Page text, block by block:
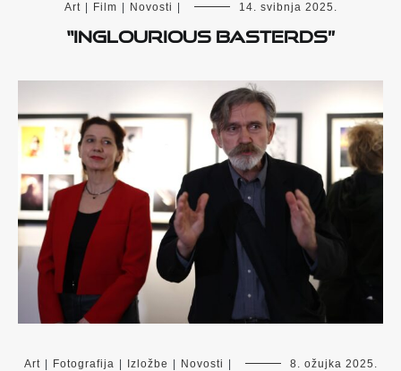
Art Film Novosti 14. svibnja 2025.
“Inglourious Basterds”
Art Fotografija Izložbe Novosti 8. ožujka 2025.